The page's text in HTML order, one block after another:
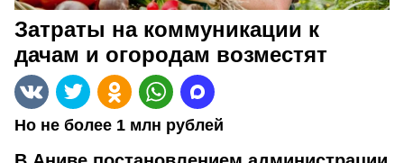
Затраты на коммуникации к
дачам и огородам возместят
Но не более 1 млн рублей